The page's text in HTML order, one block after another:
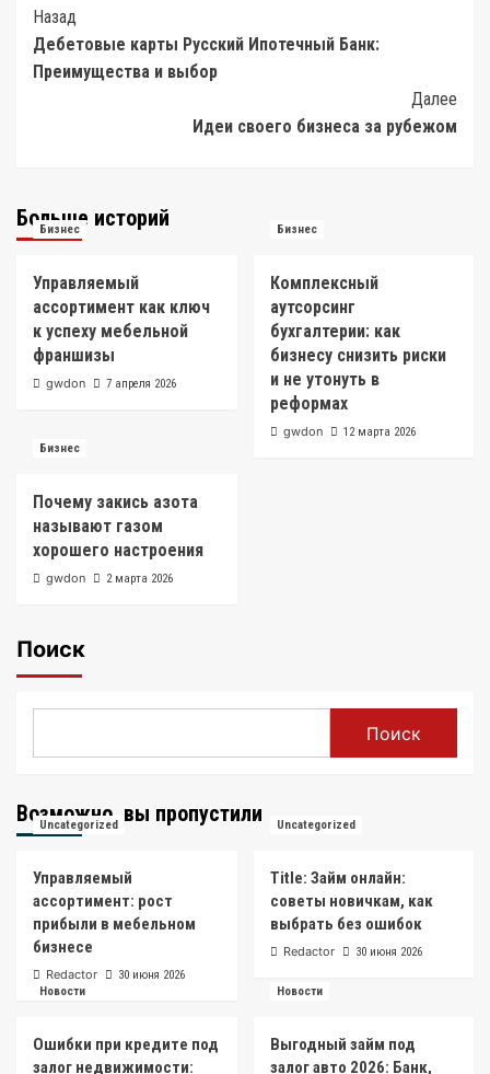
Post
Navigation
Назад
Дебетовые карты Русский Ипотечный Банк:
Преимущества и выбор
Далее
Идеи своего бизнеса за рубежом
Больше историй
Бизнес
Управляемый
ассортимент как ключ
к успеху мебельной
франшизы
gwdon 7 апреля 2026
Бизнес
Комплексный
аутсорсинг
бухгалтерии: как
бизнесу снизить риски
и не утонуть в
реформах
gwdon
12 марта 2026
Бизнес
Почему закись азота
называют газом
хорошего настроения
gwdon 2 марта 2026
Поиск
Поиск
Возможно, вы пропустили
Uncategorized
Управляемый
ассортимент: рост
прибыли в мебельном
бизнесе
Redactor 30 июня 2026
Uncategorized
Title: Займ онлайн:
советы новичкам, как
выбрать без ошибок
Redactor 30 июня 2026
Новости
Ошибки при кредите под
залог недвижимости:
Новости
Выгодный займ под
залог авто 2026: Банк,